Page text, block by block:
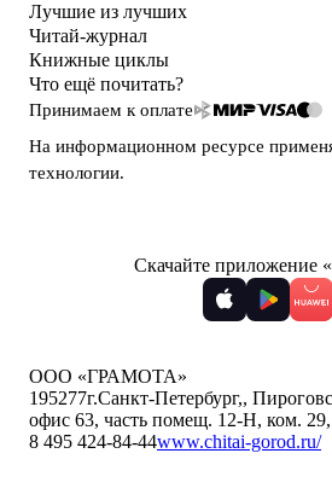
Лучшие из лучших
Читай-журнал
Книжные циклы
Что ещё почитать?
Принимаем к оплате
На информационном ресурсе
технологии.
Скачайте приложение
ООО «ГРАМОТА»
195277г.Санкт-Петербург,,
офис 63, часть помещ. 12-Н, ком. 29,
8 495 424-84-44www.chitai-gorod.ru/